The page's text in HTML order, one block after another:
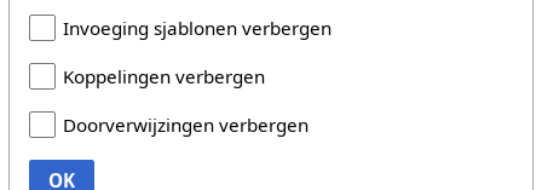
Invoeging sjablonen verbergen
Koppelingen verbergen
Doorverwijzingen verbergen
OK